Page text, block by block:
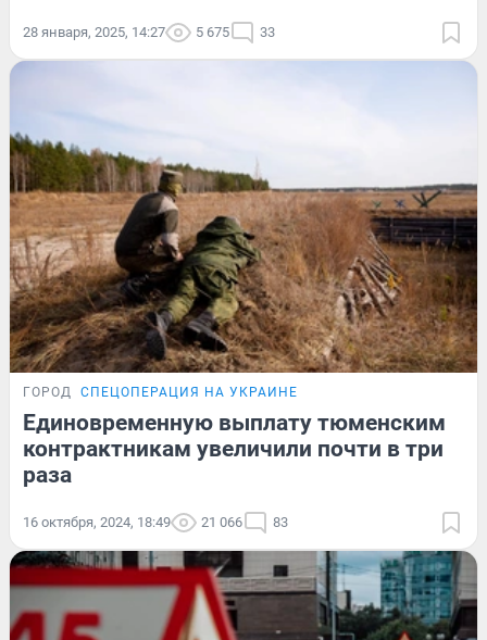
28 января, 2025, 14:27 5 675 33
ГОРОД СПЕЦОПЕРАЦИЯ НА УКРАИНЕ
Единовременную выплату тюменским
контрактникам увеличили почти в три
раза
16 октября, 2024, 18:49 21 066 83